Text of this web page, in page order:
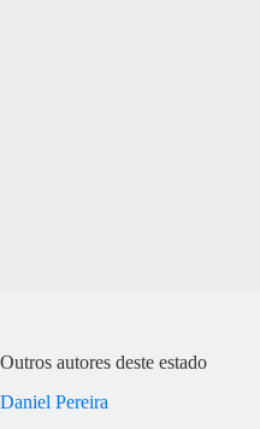
Outros autores deste estado
Daniel Pereira